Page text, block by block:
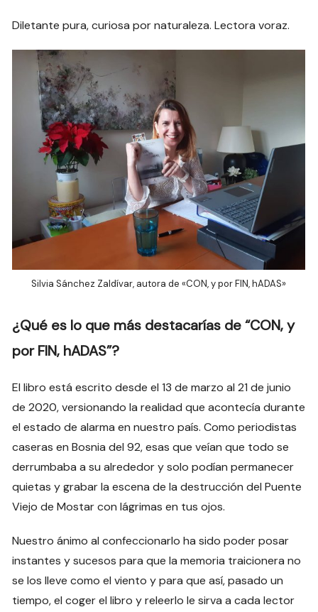
Diletante pura, curiosa por naturaleza. Lectora voraz.
Silvia Sánchez Zaldívar, autora de «CON, y por FIN, hADAS»
¿Qué es lo que más destacarías de “CON, y
por FIN, hADAS”?
El libro está escrito desde el 13 de marzo al 21 de junio
de 2020, versionando la realidad que acontecía durante
el estado de alarma en nuestro país. Como periodistas
caseras en Bosnia del 92, esas que veían que todo se
derrumbaba a su alrededor y solo podían permanecer
quietas y grabar la escena de la destrucción del Puente
Viejo de Mostar con lágrimas en tus ojos.
Nuestro ánimo al confeccionarlo ha sido poder posar
instantes y sucesos para que la memoria traicionera no
se los lleve como el viento y para que así, pasado un
tiempo, el coger el libro y releerlo le sirva a cada lector